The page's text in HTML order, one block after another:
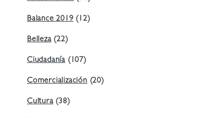
Balance 2019(12)
Belleza(22)
Ciudadanía (107)
Comercialización(20)
Cultura(38)